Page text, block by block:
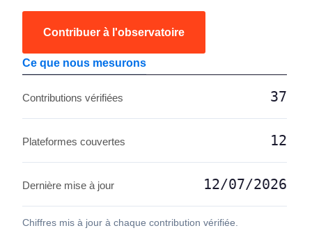
Contribuer à l'observatoire
Ce que nous mesurons
Contributions vérifiées 37
Plateformes couvertes 12
Dernière mise à jour 12/07/2026
Chiffres mis à jour à chaque contribution vérifiée.